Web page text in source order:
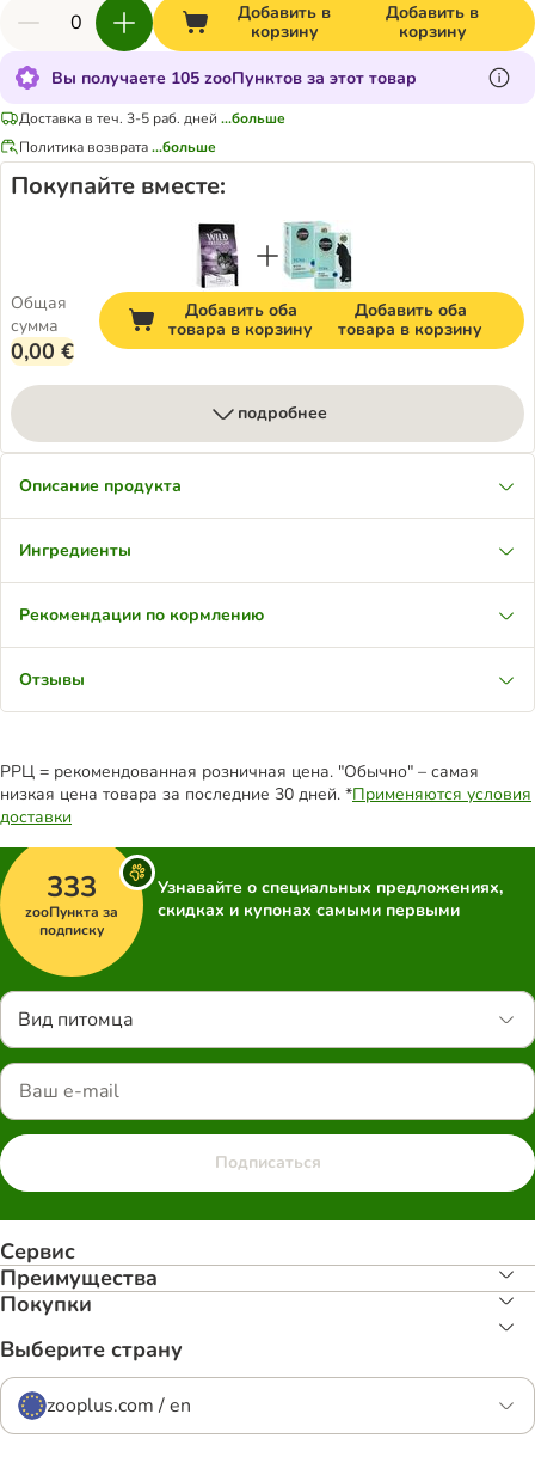
Добавить в
корзину
Добавить в
корзину
Вы получаете 105 zooПунктов за этот товар
Доставка в теч. 3-5 раб. дней ...больше
Политика возврата...больше
Покупайте вместе:
Общая
сумма
0,00 €
Добавить оба
товара в корзину
Добавить оба
товара в корзину
подробнее
Описание продукта
Ингредиенты
Рекомендации по кормлению
Отзывы
РРЦ = рекомендованная розничная цена. "Обычно" – самая
низкая цена товара за последние 30 дней. *Применяются условия
доставки
333
zooПункта за
подписку
Узнавайте о специальных предложениях,
скидках и купонах самыми первыми
Вид питомца
Подписаться
Сервис
Преимуществa
Покупки
Выберите страну
zooplus.com / en